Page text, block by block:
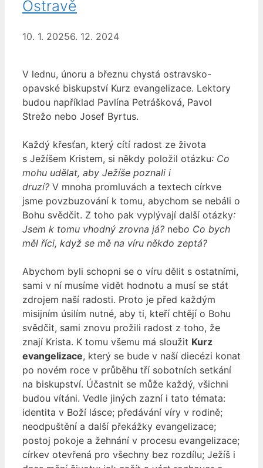
Ostravě
10. 1. 20256. 12. 2024
V lednu, únoru a březnu chystá ostravsko-
opavské biskupství Kurz evangelizace. Lektory
budou například Pavlína Petrášková, Pavol
Strežo nebo Josef Byrtus.
Každý křesťan, který cítí radost ze života
s Ježíšem Kristem, si někdy položil otázku: Co
mohu udělat, aby Ježíše poznali i
druzí? V mnoha promluvách a textech církve
jsme povzbuzování k tomu, abychom se nebáli o
Bohu svědčit. Z toho pak vyplývají další otázky:
Jsem k tomu vhodný zrovna já? nebo Co bych
měl říci, když se mě na víru někdo zeptá?
Abychom byli schopni se o víru dělit s ostatními,
sami v ní musíme vidět hodnotu a musí se stát
zdrojem naší radosti. Proto je před každým
misijním úsilím nutné, aby ti, kteří chtějí o Bohu
svědčit, sami znovu prožili radost z toho, že
znají Krista. K tomu všemu má sloužit Kurz
evangelizace, který se bude v naší diecézi konat
po novém roce v průběhu tří sobotních setkání
na biskupství. Účastnit se může každý, všichni
budou vítáni. Vedle jiných zazní i tato témata:
identita v Boží lásce; předávání víry v rodině;
neodpuštění a další překážky evangelizace;
postoj pokoje a žehnání v procesu evangelizace;
církev otevřená pro všechny bez rozdílu; Ježíš i